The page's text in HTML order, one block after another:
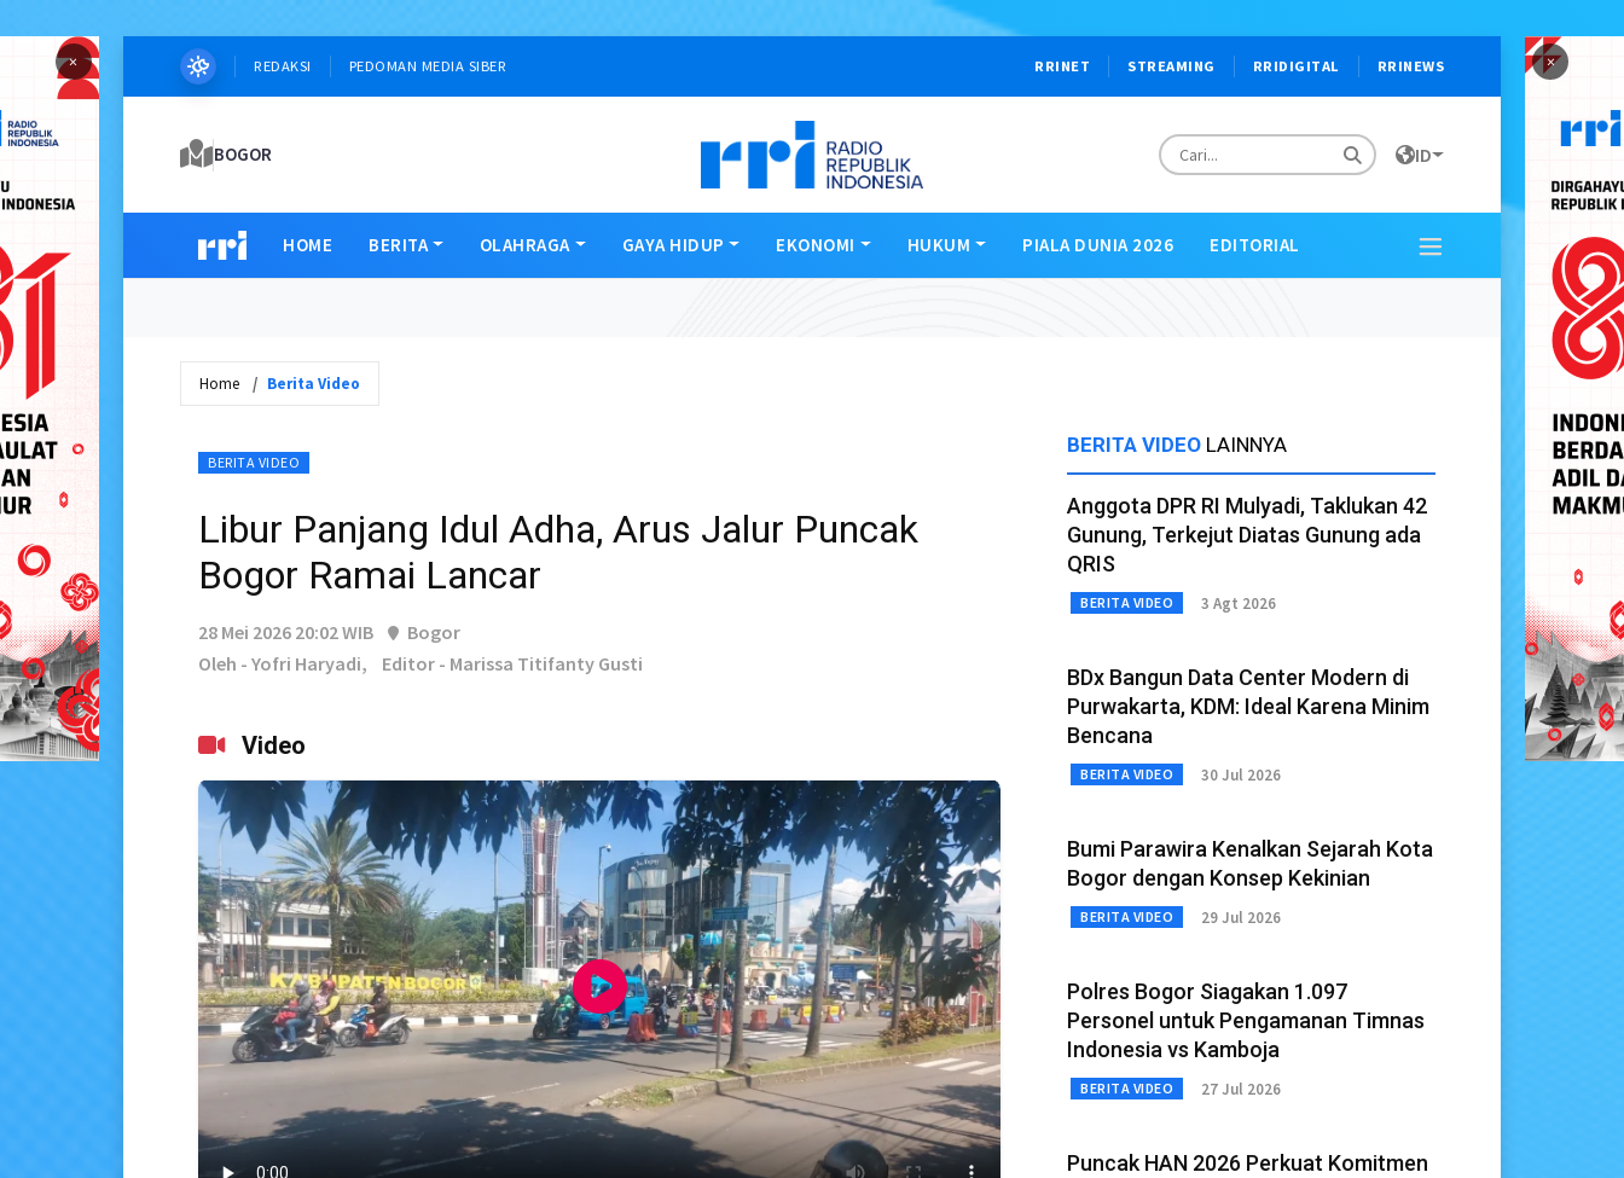
× ×
REDAKSI PEDOMAN MEDIA SIBER RRINET STREAMING RRIDIGITAL RRINEWS
BOGOR ID
HOME BERITA OLAHRAGA GAYA HIDUP EKONOMI HUKUM PIALA DUNIA 2026 EDITORIAL
Home Berita Video
BERITA VIDEO
Libur Panjang Idul Adha, Arus Jalur Puncak
Bogor Ramai Lancar
28 Mei 2026 20:02 WIB
Bogor
Oleh - Yofri Haryadi,
Editor - Marissa Titifanty Gusti
Video
BERITA VIDEO LAINNYA
Anggota DPR RI Mulyadi, Taklukan 42
Gunung, Terkejut Diatas Gunung ada
QRIS
BERITA VIDEO 3 Agt 2026
BDx Bangun Data Center Modern di
Purwakarta, KDM: Ideal Karena Minim
Bencana
BERITA VIDEO 30 Jul 2026
Bumi Parawira Kenalkan Sejarah Kota
Bogor dengan Konsep Kekinian
BERITA VIDEO 29 Jul 2026
Polres Bogor Siagakan 1.097
Personel untuk Pengamanan Timnas
Indonesia vs Kamboja
BERITA VIDEO 27 Jul 2026
Puncak HAN 2026 Perkuat Komitmen